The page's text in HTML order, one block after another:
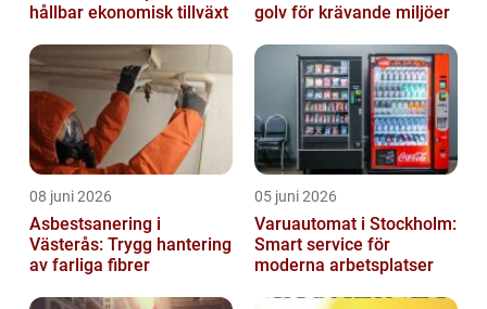
hållbar ekonomisk tillväxt
golv för krävande miljöer
08 juni 2026
Asbestsanering i
Västerås: Trygg hantering
av farliga fibrer
05 juni 2026
Varuautomat i Stockholm:
Smart service för
moderna arbetsplatser